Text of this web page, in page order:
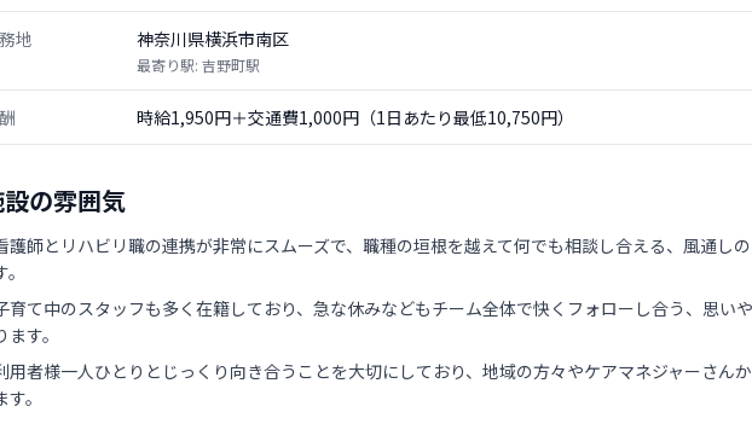
地 神奈川県横浜市南区
最寄り駅: 吉野町駅
時給1,950円＋交通費1,000円（1日あたり最低10,750円）
の雰囲気
護師とリハビリ職の連携が非常にスムーズで、職種の垣根を越えて何でも相談し合える、風通し
育て中のスタッフも多く在籍しており、急な休みなどもチーム全体で快くフォローし合う、思い
ます。
用者様一人ひとりとじっくり向き合うことを大切にしており、地域の方々やケアマネジャーさん
す。